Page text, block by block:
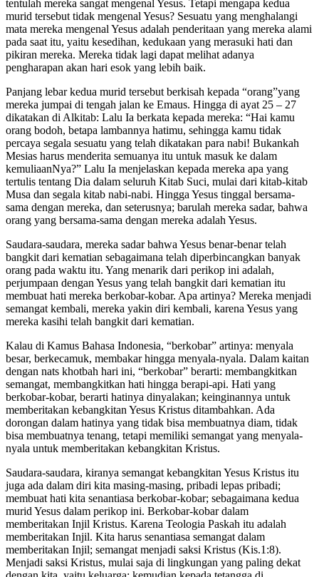
tentulah mereka sangat mengenal Yesus. Tetapi mengapa kedua
murid tersebut tidak mengenal Yesus? Sesuatu yang menghalangi
mata mereka mengenal Yesus adalah penderitaan yang mereka alami
pada saat itu, yaitu kesedihan, kedukaan yang merasuki hati dan
pikiran mereka. Mereka tidak lagi dapat melihat adanya
pengharapan akan hari esok yang lebih baik.
Panjang lebar kedua murid tersebut berkisah kepada “orang”yang
mereka jumpai di tengah jalan ke Emaus. Hingga di ayat 25 – 27
dikatakan di Alkitab: Lalu Ia berkata kepada mereka: “Hai kamu
orang bodoh, betapa lambannya hatimu, sehingga kamu tidak
percaya segala sesuatu yang telah dikatakan para nabi! Bukankah
Mesias harus menderita semuanya itu untuk masuk ke dalam
kemuliaanNya?” Lalu Ia menjelaskan kepada mereka apa yang
tertulis tentang Dia dalam seluruh Kitab Suci, mulai dari kitab-kitab
Musa dan segala kitab nabi-nabi. Hingga Yesus tinggal bersama-
sama dengan mereka, dan seterusnya; barulah mereka sadar, bahwa
orang yang bersama-sama dengan mereka adalah Yesus.
Saudara-saudara, mereka sadar bahwa Yesus benar-benar telah
bangkit dari kematian sebagaimana telah diperbincangkan banyak
orang pada waktu itu. Yang menarik dari perikop ini adalah,
perjumpaan dengan Yesus yang telah bangkit dari kematian itu
membuat hati mereka berkobar-kobar. Apa artinya? Mereka menjadi
semangat kembali, mereka yakin diri kembali, karena Yesus yang
mereka kasihi telah bangkit dari kematian.
Kalau di Kamus Bahasa Indonesia, “berkobar” artinya: menyala
besar, berkecamuk, membakar hingga menyala-nyala. Dalam kaitan
dengan nats khotbah hari ini, “berkobar” berarti: membangkitkan
semangat, membangkitkan hati hingga berapi-api. Hati yang
berkobar-kobar, berarti hatinya dinyalakan; keinginannya untuk
memberitakan kebangkitan Yesus Kristus ditambahkan. Ada
dorongan dalam hatinya yang tidak bisa membuatnya diam, tidak
bisa membuatnya tenang, tetapi memiliki semangat yang menyala-
nyala untuk memberitakan kebangkitan Kristus.
Saudara-saudara, kiranya semangat kebangkitan Yesus Kristus itu
juga ada dalam diri kita masing-masing, pribadi lepas pribadi;
membuat hati kita senantiasa berkobar-kobar; sebagaimana kedua
murid Yesus dalam perikop ini. Berkobar-kobar dalam
memberitakan Injil Kristus. Karena Teologia Paskah itu adalah
memberitakan Injil. Kita harus senantiasa semangat dalam
memberitakan Injil; semangat menjadi saksi Kristus (Kis.1:8).
Menjadi saksi Kristus, mulai saja di lingkungan yang paling dekat